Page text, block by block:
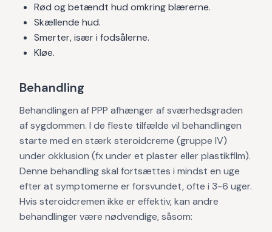
Rød og betændt hud omkring blærerne.
Skællende hud.
Smerter, især i fodsålerne.
Kløe.
Behandling
Behandlingen af PPP afhænger af sværhedsgraden
af sygdommen. I de fleste tilfælde vil behandlingen
starte med en stærk steroidcreme (gruppe IV)
under okklusion (fx under et plaster eller plastikfilm).
Denne behandling skal fortsættes i mindst en uge
efter at symptomerne er forsvundet, ofte i 3-6 uger.
Hvis steroidcremen ikke er effektiv, kan andre
behandlinger være nødvendige, såsom: